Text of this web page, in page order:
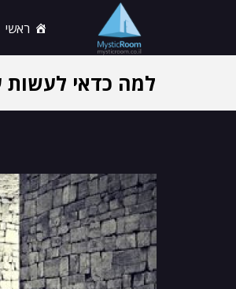
ראשי
למה כדאי לעשות